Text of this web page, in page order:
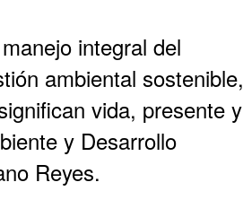
integral del
ambiental sostenible,
vida, presente y
y Desarrollo
Reyes.